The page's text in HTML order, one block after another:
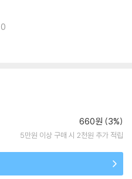
660원 (3%)
5만원 이상 구매 시 2천원 추가 적립